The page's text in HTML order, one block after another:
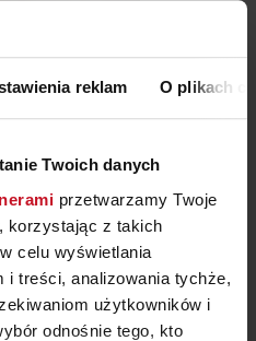
reklam O plikach
Twoich danych
przetwarzamy Twoje
korzystając z takich
celu wyświetlania
i treści, analizowania tychże,
użytkowników i
odnośnie tego, kto
W SALONIE